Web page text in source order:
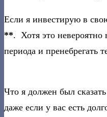
Если я инвестирую в
**. Хотя это невероятно
периода и пренебрегать
Что я должен был
даже если у вас есть